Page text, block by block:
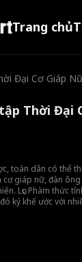
Trang chủ
Đại Cơ Giáp
Thời Đại
toàn dân có thể
cơ giáp nữ, đàn
Lục Phàm thức
ký khế ước với